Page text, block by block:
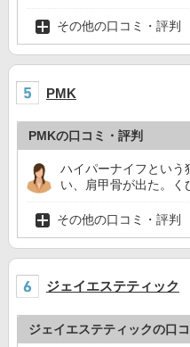
その他の口コミ・評判
PMK
PMKの口コミ・評判
ハイパーナイフという
い、肩甲骨が出た。く
その他の口コミ・評判
ジェイエステティック
ジェイエステティックの口